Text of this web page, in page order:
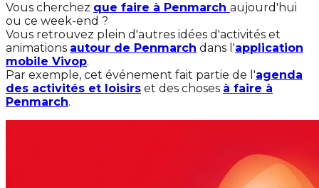
Vous cherchez que faire à Penmarch aujourd'hui
ou ce week-end ?
Vous retrouvez plein d'autres idées d'activités et
animations autour de Penmarch dans l'application
mobile Vivop.
Par exemple, cet événement fait partie de l'agenda
des activités et loisirs et des choses à faire à
Penmarch.